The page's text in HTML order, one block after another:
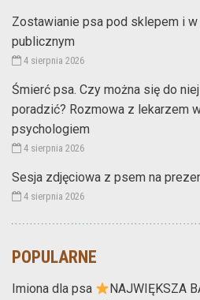
Zostawianie psa pod sklepem i w
publicznym
4 sierpnia 2026
Śmierć psa. Czy można się do
poradzić? Rozmowa z lekarzem
psychologiem
4 sierpnia 2026
Sesja zdjęciowa z psem na
4 sierpnia 2026
POPULARNE
Imiona dla psa
NAJWIĘKSZA